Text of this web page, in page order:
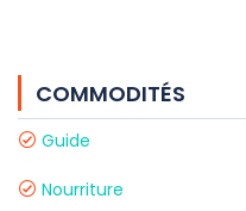
COMMODITÉS
Guide
Nourriture